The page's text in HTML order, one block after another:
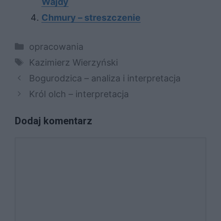
Chmury – streszczenie
Kategorie
opracowania
Tagi
Kazimierz Wierzyński
Bogurodzica – analiza i interpretacja
Król olch – interpretacja
Dodaj komentarz